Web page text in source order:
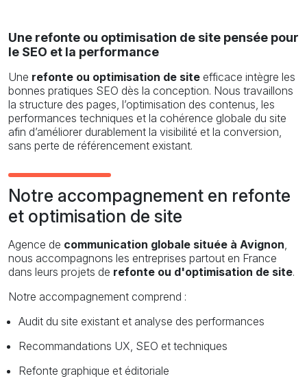
Une refonte ou optimisation de site pensée pour
le SEO et la performance
Une refonte ou optimisation de site efficace intègre les
bonnes pratiques SEO dès la conception. Nous travaillons
la structure des pages, l’optimisation des contenus, les
performances techniques et la cohérence globale du site
afin d’améliorer durablement la visibilité et la conversion,
sans perte de référencement existant.
Notre accompagnement en refonte
et optimisation de site
Agence de communication globale située à Avignon
nous accompagnons les entreprises partout en France
dans leurs projets de refonte ou d'optimisation de site.
Notre accompagnement comprend :
Audit du site existant et analyse des performances
Recommandations UX, SEO et techniques
Refonte graphique et éditoriale